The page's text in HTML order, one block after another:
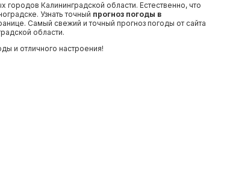
Калининградской области. Естественно, что
Узнать точный прогноз погоды в
Самый свежий и точный прогноз погоды от сайта
области.
и отличного настроения!